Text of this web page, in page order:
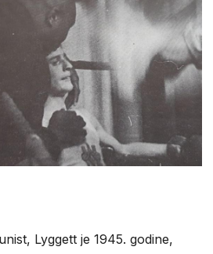
Lyggett je 1945. godine,